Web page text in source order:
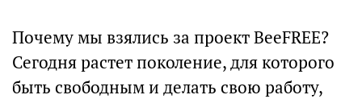
Почему мы взялись за проект BeeFREE?
Сегодня растет поколение, для которого
быть свободным и делать свою работу,